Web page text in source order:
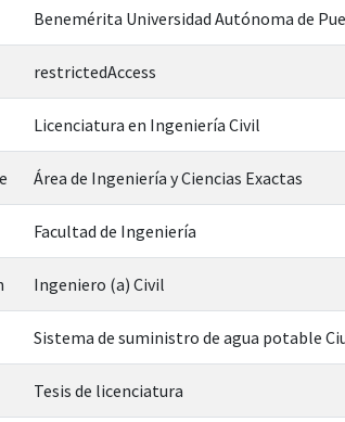
Benemérita Universidad Autónoma de
restrictedAccess
Licenciatura en Ingeniería Civil
Área de Ingeniería y Ciencias Exactas
Facultad de Ingeniería
Ingeniero (a) Civil
Sistema de suministro de agua potable
Tesis de licenciatura